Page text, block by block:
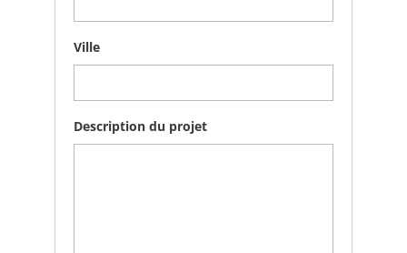
Ville
Description du projet